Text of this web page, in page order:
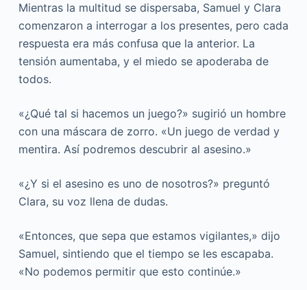
Mientras la multitud se dispersaba, Samuel y Clara
comenzaron a interrogar a los presentes, pero cada
respuesta era más confusa que la anterior. La
tensión aumentaba, y el miedo se apoderaba de
todos.
«¿Qué tal si hacemos un juego?» sugirió un hombre
con una máscara de zorro. «Un juego de verdad y
mentira. Así podremos descubrir al asesino.»
«¿Y si el asesino es uno de nosotros?» preguntó
Clara, su voz llena de dudas.
«Entonces, que sepa que estamos vigilantes,» dijo
Samuel, sintiendo que el tiempo se les escapaba.
«No podemos permitir que esto continúe.»